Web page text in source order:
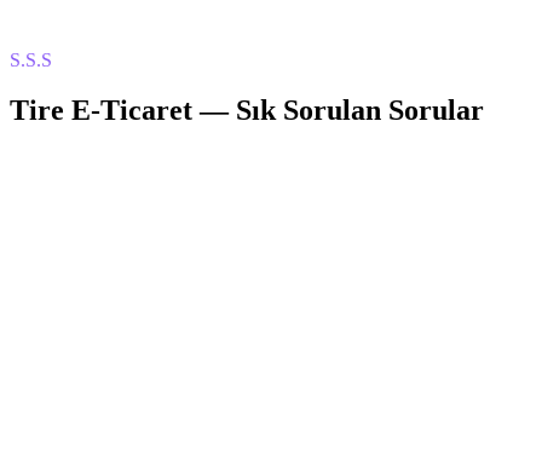
S.S.S
Tire E-Ticaret— Sık Sorulan Sorular